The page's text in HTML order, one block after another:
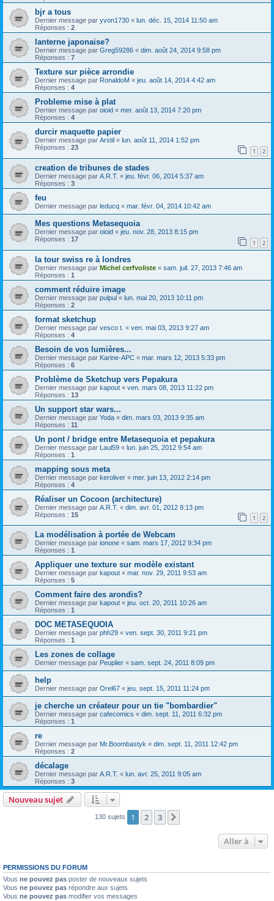
bjr a tous
Dernier message par yvon1730 « lun. déc. 15, 2014 11:50 am
Réponses : 2
lanterne japonaise?
Dernier message par Greg59286 « dim. août 24, 2014 9:58 pm
Réponses : 7
Texture sur pièce arrondie
Dernier message par RonaldoM « jeu. août 14, 2014 4:42 am
Réponses : 4
Probleme mise à plat
Dernier message par oioid « mer. août 13, 2014 7:20 pm
Réponses : 4
durcir maquette papier
Dernier message par Arstil « lun. août 11, 2014 1:52 pm
Réponses : 23 1 2
creation de tribunes de stades
Dernier message par A.R.T. « jeu. févr. 06, 2014 5:37 am
Réponses : 3
feu
Dernier message par leducq « mar. févr. 04, 2014 10:42 am
Mes questions Metasequoia
Dernier message par oioid « jeu. nov. 28, 2013 8:15 pm
Réponses : 17 1 2
la tour swiss re à londres
Dernier message par Michel cerfvoliste « sam. juil. 27, 2013 7:46 am
Réponses : 1
comment réduire image
Dernier message par pulpul « lun. mai 20, 2013 10:11 pm
Réponses : 2
format sketchup
Dernier message par vesco t. « ven. mai 03, 2013 9:27 am
Réponses : 4
Besoin de vos lumières...
Dernier message par Karine-APC « mar. mars 12, 2013 5:33 pm
Réponses : 6
Problème de Sketchup vers Pepakura
Dernier message par kapout « ven. mars 08, 2013 11:22 pm
Réponses : 13
Un support star wars...
Dernier message par Yoda « dim. mars 03, 2013 9:35 am
Réponses : 11
Un pont / bridge entre Metasequoia et pepakura
Dernier message par Laul59 « lun. juin 25, 2012 9:54 am
Réponses : 1
mapping sous meta
Dernier message par keroliver « mer. juin 13, 2012 2:14 pm
Réponses : 4
Réaliser un Cocoon (architecture)
Dernier message par A.R.T. « dim. avr. 01, 2012 8:13 pm
Réponses : 15 1 2
La modélisation à portée de Webcam
Dernier message par ionone « sam. mars 17, 2012 9:34 pm
Réponses : 1
Appliquer une texture sur modèle existant
Dernier message par kapout « mar. nov. 29, 2011 9:53 am
Réponses : 5
Comment faire des arondis?
Dernier message par kapout « jeu. oct. 20, 2011 10:26 am
Réponses : 1
DOC METASEQUOIA
Dernier message par phh29 « ven. sept. 30, 2011 9:21 pm
Réponses : 1
Les zones de collage
Dernier message par Peuplier « sam. sept. 24, 2011 8:09 pm
help
Dernier message par Orel67 « jeu. sept. 15, 2011 11:24 pm
je cherche un créateur pour un tie "bombardier"
Dernier message par cafecomics « dim. sept. 11, 2011 6:32 pm
Réponses : 1
re
Dernier message par Mr.Boombastyk « dim. sept. 11, 2011 12:42 pm
Réponses : 2
décalage
Dernier message par A.R.T. « lun. avr. 25, 2011 9:05 am
Réponses : 3
Nouveau sujet
130 sujets 1 2 3
Aller à
PERMISSIONS DU FORUM
Vous ne pouvez pas poster de nouveaux sujets
Vous ne pouvez pas répondre aux sujets
Vous ne pouvez pas modifier vos messages